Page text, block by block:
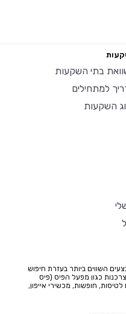
בתי השקעות
למתחילים
השקעות
השווים ביותר בעזרת חיפוש
צרכנות כגון מפעל הפיס (פיס
חופשות, מכשירי אייפון,